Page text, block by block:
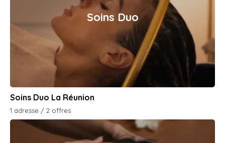
Soins Duo
Soins Duo La Réunion
1 adresse / 2 offres